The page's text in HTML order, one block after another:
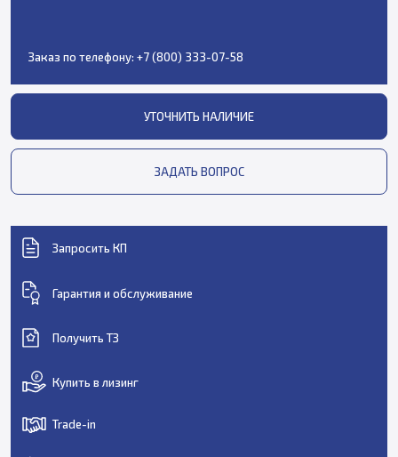
Заказ по телефону: +7 (800) 333-07-58
УТОЧНИТЬ НАЛИЧИЕ
ЗАДАТЬ ВОПРОС
Запросить КП
Гарантия и обслуживание
Получить ТЗ
Купить в лизинг
Trade-in